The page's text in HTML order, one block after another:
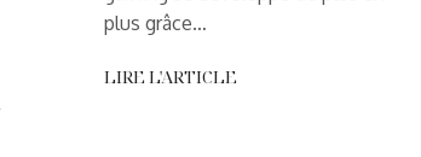
plus grâce…
LIRE L'ARTICLE